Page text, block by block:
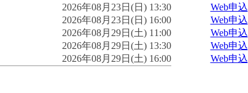
2026年08月23日(日) 13:30
Web申込
2026年08月23日(日) 16:00
Web申込
2026年08月29日(土) 11:00
Web申込
2026年08月29日(土) 13:30
Web申込
2026年08月29日(土) 16:00 Web申込